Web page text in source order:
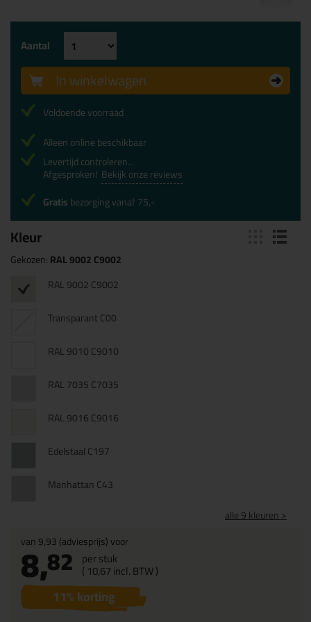
Kleur
Gekozen:RAL 9002 C9002
RAL 9002 C9002
Transparant C00
RAL 9010 C9010
RAL 7035 C7035
RAL 9016 C9016
Edelstaal C197
Manhattan C43
alle 9 kleuren >
van9,93(adviesprijs) voor
8,82 per stuk
( 10,67incl. BTW )
11% korting
Aantal
In winkelwagen
Voldoende voorraad
Alleen online beschikbaar
Levertijd controleren...
Afgesproken! Bekijk onze reviews
Gratisbezorging vanaf 75,-